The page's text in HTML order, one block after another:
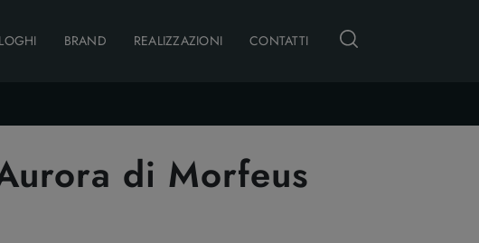
BRAND REALIZZAZIONI CONTATTI
di Morfeus